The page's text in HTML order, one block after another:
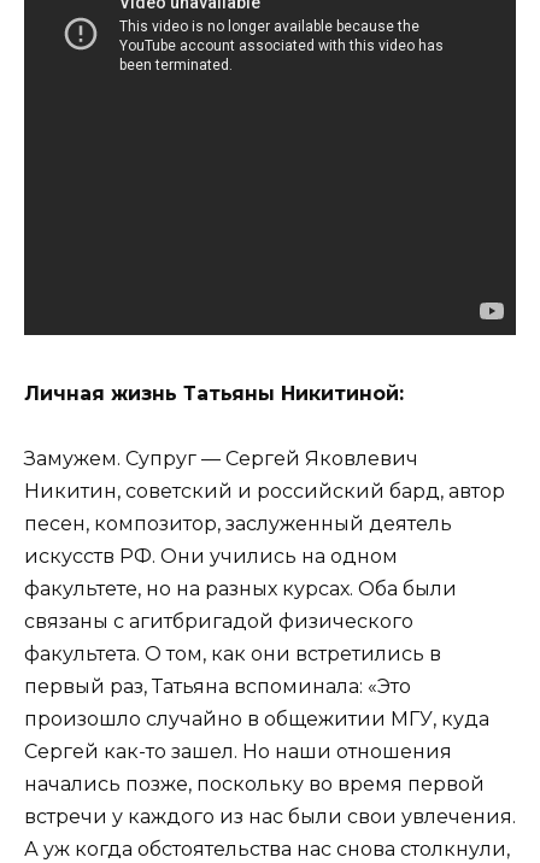
Личная жизнь Татьяны Никитиной:
Замужем. Супруг — Сергей Яковлевич
Никитин, советский и российский бард, автор
песен, композитор, заслуженный деятель
искусств РФ. Они учились на одном
факультете, но на разных курсах. Оба были
связаны с агитбригадой физического
факультета. О том, как они встретились в
первый раз, Татьяна вспоминала: «Это
произошло случайно в общежитии МГУ, куда
Сергей как-то зашел. Но наши отношения
начались позже, поскольку во время первой
встречи у каждого из нас были свои увлечения.
А уж когда обстоятельства нас снова столкнули,